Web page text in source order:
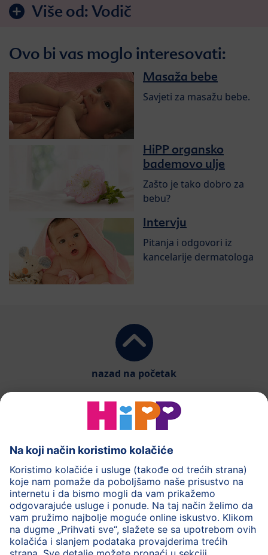
Više od:Vodič
Ovo bi vas moglo interesovati:
Masaža bebe
Savjeti za masažu bebe.
HiPP organsko
bademovo ulje
Zašto je tako dobro za
bebu?
Intervju
Pitanja i odgovori iz
kancelarije dermatologa
nazad na početak
HiPP mliječna formula
HiPP Hrana za bebe
HiPP za djecu
HiPP Njega HiPP tokom trudnoće
Pravila o privatnosti
Uslovi korišćenja
Impresum
Više o HiPP-u Kontakt